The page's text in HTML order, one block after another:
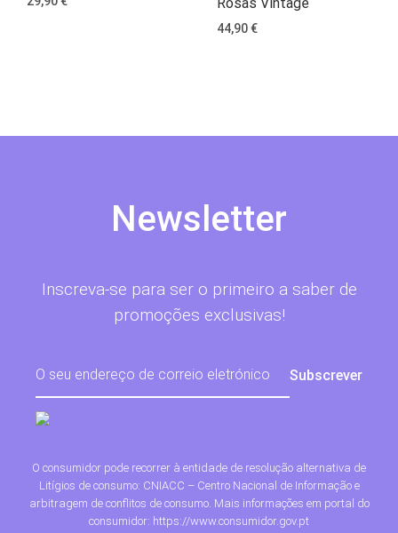
44,90€
Newsletter
Inscreva-se para ser o primeiro a saber de
promoções exclusivas!
O consumidor pode recorrer à entidade de resolução alternativa de
Litígios de consumo: CNIACC – Centro Nacional de Informação e
arbitragem de conflitos de consumo. Mais informações em portal do
consumidor: https://www.consumidor.gov.pt